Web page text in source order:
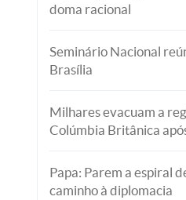
doma racional
Seminário Nacional
Brasília
Milhares evacuam a
Colúmbia Britânica
Papa: Parem a espiral
caminho à diplomacia